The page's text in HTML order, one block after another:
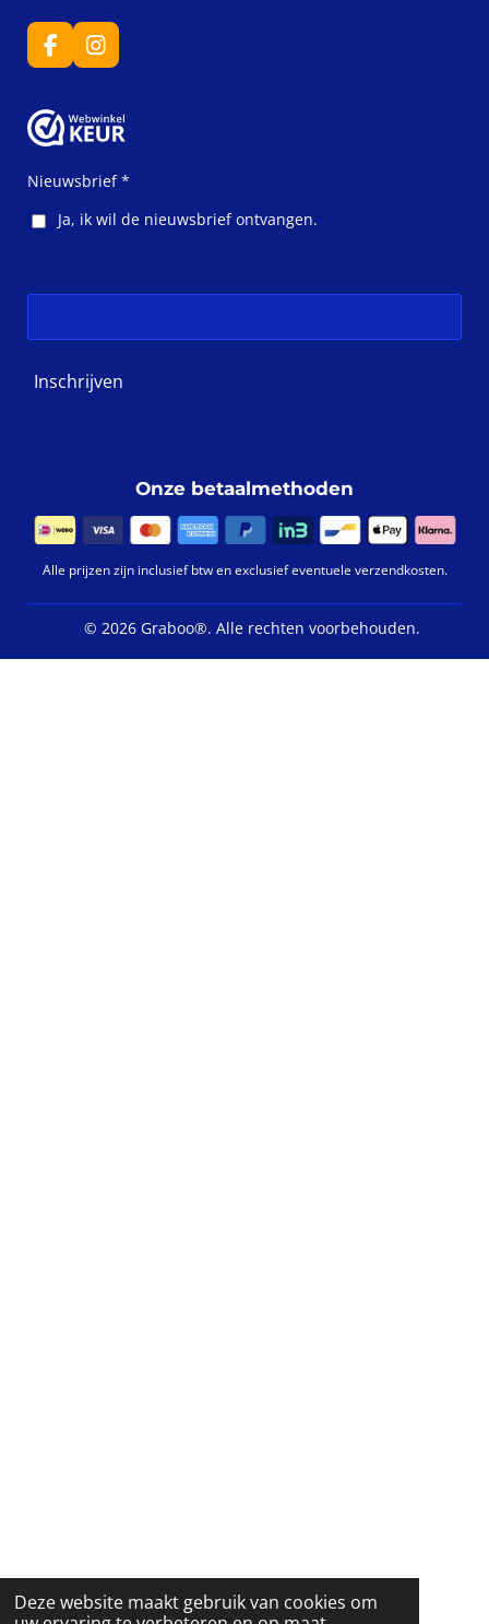
Deze website maakt gebruik van cookies om
F
a
e
b
o
I
n
t
a
r
m
Nieuwsbrief *
Ja, ik wil de nieuwsbrief ontvangen.
Inschrijven
Onze betaalmethoden
Alle prijzen zijn inclusief btw en exclusief eventuele verzendkosten.
© 2026 Graboo®. Alle rechten voorbehouden.